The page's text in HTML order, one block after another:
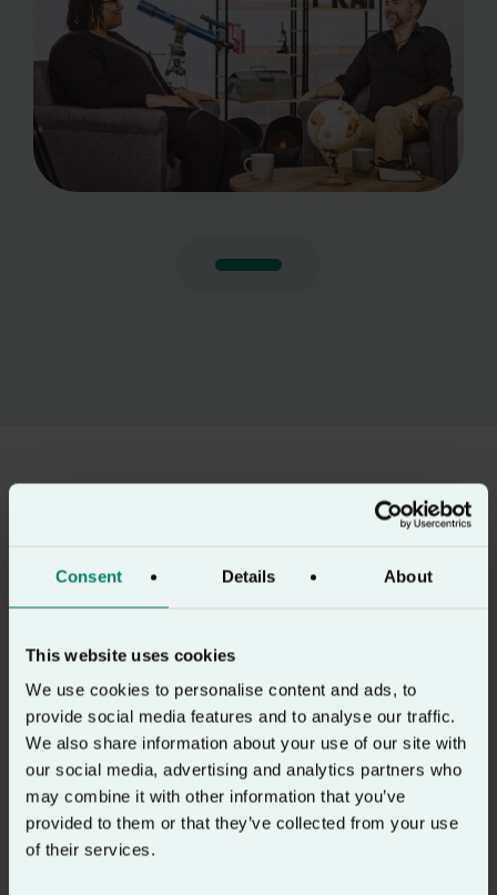
Consent Details About
This website uses cookies
We use cookies to personalise content and ads, to
provide social media features and to analyse our traffic.
We also share information about your use of our site with
our social media, advertising and analytics partners who
may combine it with other information that you’ve
provided to them or that they’ve collected from your use
of their services.